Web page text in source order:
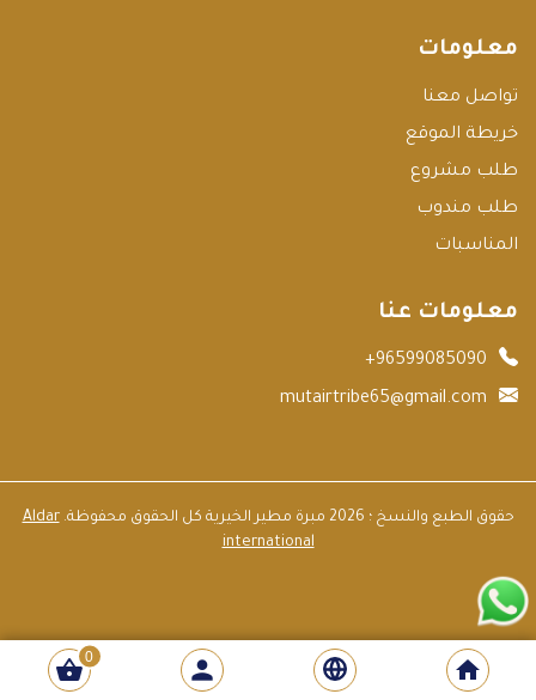
home
person
shopping_basket0
معلومات
تواصل معنا
خريطة الموقع
طلب مشروع
طلب مندوب
المناسبات
معلومات عنا
+96599085090
mutairtribe65@gmail.com
حقوق الطبع والنسخ ؛ 2026 مبرة مطير الخيرية كل الحقوق محفوظة.
Aldar
international